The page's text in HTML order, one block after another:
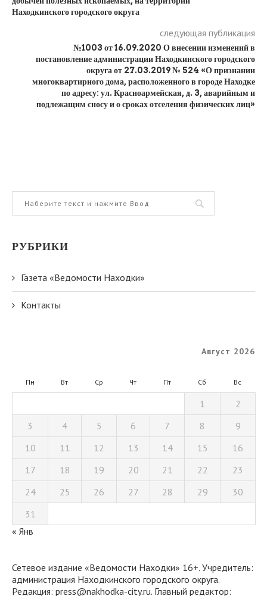
Находкинского городского округа
следующая публикация
№1003 от 16.09.2020 О внесении изменений в
постановление администрации Находкинского городского
округа от 27.03.2019 № 524 «О признании
многоквартирного дома, расположенного в городе Находке
по адресу: ул. Красноармейская, д. 3, аварийным и
подлежащим сносу и о сроках отселения физических лиц»
РУБРИКИ
Газета «Ведомости Находки»
Контакты
Август 2026
Пн Вт Ср Чт Пт Сб Вс
1
2
3
4 5 6 7 8
9
10
11 12 13 14 15
16
17
18 19 20 21 22
23
24
25 26 27 28 29
30
31
« Янв
Сетевое издание «Ведомости Находки» 16+. Учредитель:
администрация Находкинского городского округа.
Редакция: press@nakhodka-city.ru. Главный редактор: